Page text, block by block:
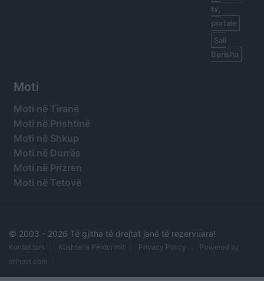
tv,
portale
Sali
Berisha
Moti
Moti në Tiranë
Moti në Prishtinë
Moti në Shkup
Moti në Durrës
Moti në Prizren
Moti në Tetovë
© 2003 - 2026 Të gjitha të drejtat janë të rezervuara!
Kontaktoni Kushtet e Përdorimit Privacy Policy
Powered by:
orihost.com